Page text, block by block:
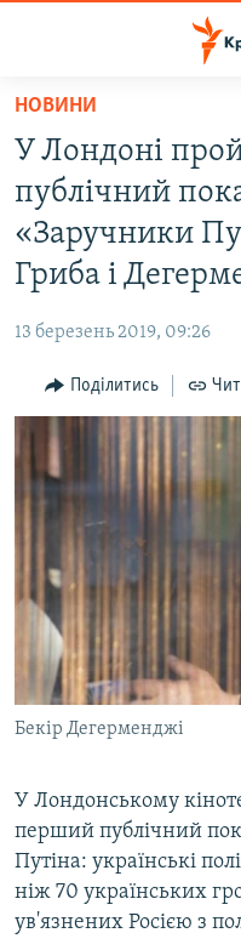
Перейти
основного
матеріалу
Перейти
до
основної
Перейти
пошуку
ВОДА.КРИМ
ВІДЕО ТА ФОТО
ПОЛІТИКА
ПОГЛЯД
ІНТЕРВ'Ю
ВСЕ ЗА ДЕНЬ
СПЕЦПРОЕКТИ
ДЕПОРТАЦІЯ
ВІДЕОУРОКИ «ELIFBE»
СВІДЧЕННЯ ОКУПАЦІЇ
УКРАЇНСЬКА ПРОБЛЕМА
ІНФОГРАФІКА
ЯК ОБІЙТИ
Русский
Qırımtatar
ДОЛУЧАЙСЯ!
Усі сайти RFE/RL
НОВИНИ
У Лондоні
публічний
«Заручники
Гриба і
13 березень 2019, 09:26
Поділитись
Бекір Дегерменджі
У Лондонському
перший публічний
Путіна: українські
ніж 70 українських
ув'язнених Росією з